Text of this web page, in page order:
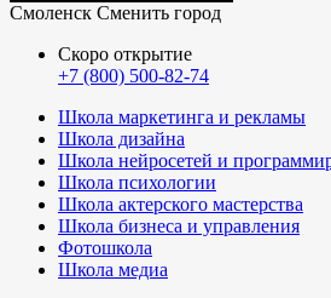
Смоленск Сменить город
Скоро открытие
+7 (800) 500-82-74
Школа маркетинга и рекламы
Школа дизайна
Школа нейросетей и
Школа психологии
Школа актерского мастерства
Школа бизнеса и управления
Фотошкола
Школа медиа